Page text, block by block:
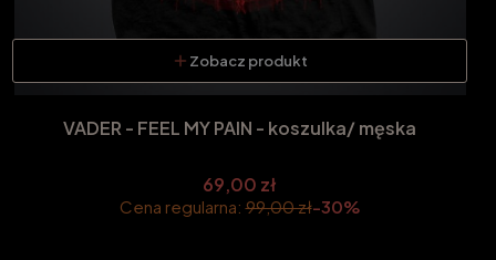
Zobacz produkt
VADER - FEEL MY PAIN - koszulka/ męska
69,00 zł
Cena regularna: 99,00 zł-30%